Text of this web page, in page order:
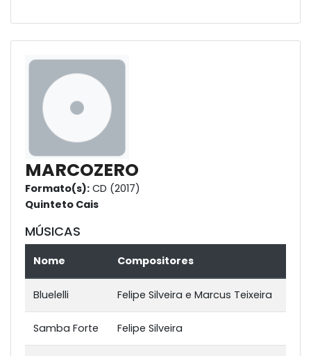
MARCOZERO
Formato(s): CD (2017)
Quinteto Cais
MÚSICAS
Nome Compositores
Bluelelli Felipe Silveira e Marcus Teixeira
Samba Forte Felipe Silveira